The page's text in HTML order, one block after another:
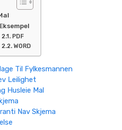
Eksempel
PDF
WORD
Til Fylkesmannen
Leilighet
Husleie Mal
Nav Skjema